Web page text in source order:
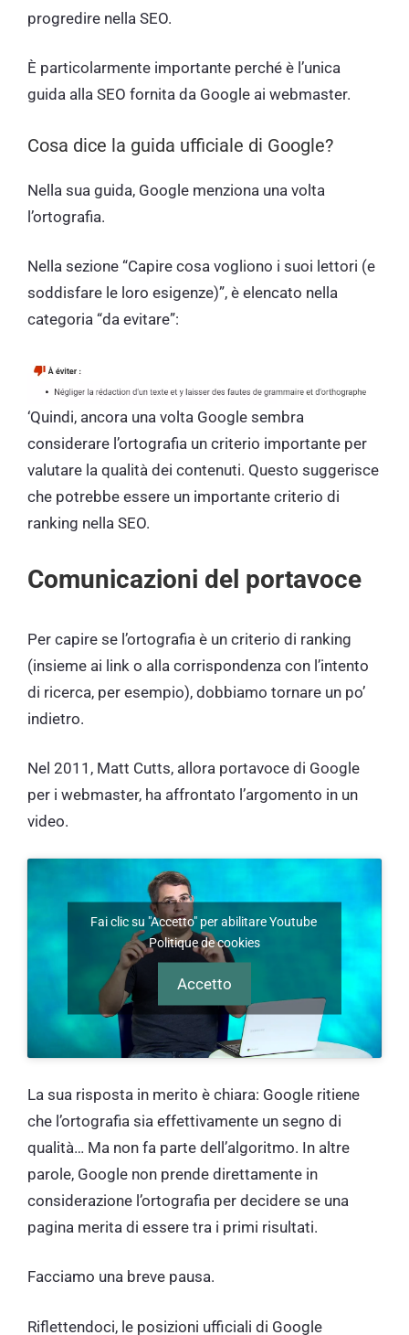
progredire nella SEO.
È particolarmente importante perché è l’unica
guida alla SEO fornita da Google ai webmaster.
Cosa dice la guida ufficiale di Google?
Nella sua guida, Google menziona una volta
l’ortografia.
Nella sezione “Capire cosa vogliono i suoi lettori (e
soddisfare le loro esigenze)”, è elencato nella
categoria “da evitare”:
‘Quindi, ancora una volta Google sembra
considerare l’ortografia un criterio importante per
valutare la qualità dei contenuti. Questo suggerisce
che potrebbe essere un importante criterio di
ranking nella SEO.
Comunicazioni del portavoce
Per capire se l’ortografia è un criterio di ranking
(insieme ai link o alla corrispondenza con l’intento
di ricerca, per esempio), dobbiamo tornare un po’
indietro.
Nel 2011, Matt Cutts, allora portavoce di Google
per i webmaster, ha affrontato l’argomento in un
video.
Fai clic su "Accetto" per abilitare Youtube
Politique de cookies
Accetto
La sua risposta in merito è chiara: Google ritiene
che l’ortografia sia effettivamente un segno di
qualità… Ma non fa parte dell’algoritmo. In altre
parole, Google non prende direttamente in
considerazione l’ortografia per decidere se una
pagina merita di essere tra i primi risultati.
Facciamo una breve pausa.
Riflettendoci, le posizioni ufficiali di Google